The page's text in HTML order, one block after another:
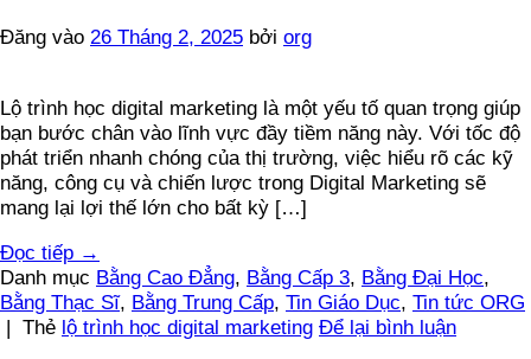
Đăng vào 26 Tháng 2, 2025 bởi org
Lộ trình học digital marketing là một yếu tố quan trọng giúp
bạn bước chân vào lĩnh vực đầy tiềm năng này. Với tốc độ
phát triển nhanh chóng của thị trường, việc hiểu rõ các kỹ
năng, công cụ và chiến lược trong Digital Marketing sẽ
mang lại lợi thế lớn cho bất kỳ […]
Đọc tiếp →
Danh mục Bằng Cao Đẳng, Bằng Cấp 3, Bằng Đại Học,
Bằng Thạc Sĩ, Bằng Trung Cấp, Tin Giáo Dục, Tin tức ORG
| Thẻ lộ trình học digital marketing Để lại bình luận